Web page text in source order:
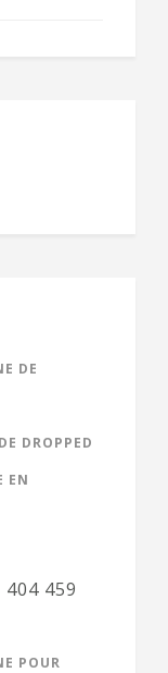
DE
DROPPED
EN
404 459
POUR